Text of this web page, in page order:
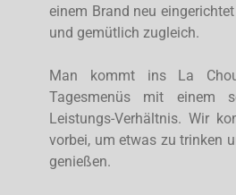
einem Brand neu
und gemütlich zugleich.
Man kommt ins La
Tagesmenüs mit einem
Leistungs-Verhältnis. Wir
vorbei, um etwas zu trinken
genießen.